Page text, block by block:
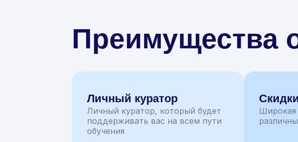
Личный куратор
Личный куратор, который будет
поддерживать вас на всем пути
обучения
Широкая
Преимущества